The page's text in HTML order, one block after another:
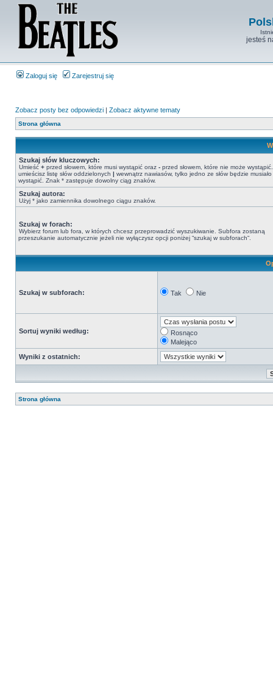
jesteś
Zaloguj się Zarejestruj się
Zobacz posty bez odpowiedzi | Zobacz aktywne tematy
Strona główna
Szukaj słów kluczowych:
Umieść + przed słowem, które musi wystąpić oraz - przed słowem, które nie może
umieścisz listę słów oddzielonych | wewnątrz nawiasów, tylko jedno ze słów będzie musiało
wystąpić. Znak * zastępuje dowolny ciąg znaków.
Szukaj autora:
Użyj * jako zamiennika dowolnego ciągu znaków.
Szukaj w forach:
Wybierz forum lub fora, w których chcesz przeprowadzić wyszukiwanie. Subfora zostaną
przeszukanie automatycznie jeżeli nie wyłączysz opcji poniżej “szukaj w subforach“.
Szukaj w subforach: Tak Nie
Sortuj wyniki według:
Rosnąco
Malejąco
Wyniki z ostatnich:
Strona główna